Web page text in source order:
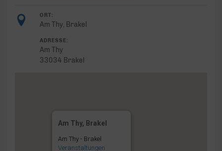
ORT:
Am Thy, Brakel
ADRESSE:
Am Thy
33034 Brakel
Am Thy, Brakel
Am Thy - Brakel
Veranstaltungen